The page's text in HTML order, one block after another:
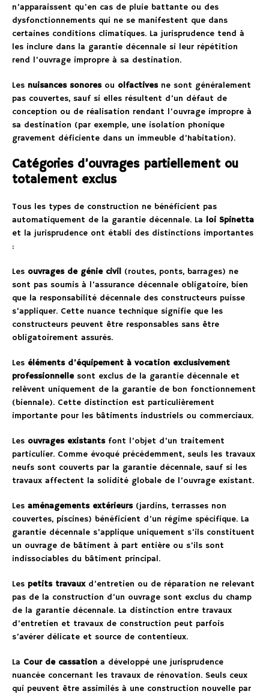
n’apparaissent qu’en cas de pluie battante ou des
dysfonctionnements qui ne se manifestent que dans
certaines conditions climatiques. La jurisprudence tend à
les inclure dans la garantie décennale si leur répétition
rend l’ouvrage impropre à sa destination.
Les nuisances sonoresou olfactivesne sont généralement
pas couvertes, sauf si elles résultent d’un défaut de
conception ou de réalisation rendant l’ouvrage impropre à
sa destination (par exemple, une isolation phonique
gravement déficiente dans un immeuble d’habitation).
Catégories d’ouvrages partiellement ou
totalement exclus
Tous les types de construction ne bénéficient pas
automatiquement de la garantie décennale. La loi Spinetta
et la jurisprudence ont établi des distinctions importantes
:
Les ouvrages de génie civil (routes, ponts, barrages) ne
sont pas soumis à l’assurance décennale obligatoire, bien
que la responsabilité décennale des constructeurs puisse
s’appliquer. Cette nuance technique signifie que les
constructeurs peuvent être responsables sans être
obligatoirement assurés.
Les éléments d’équipement à vocation exclusivement
professionnellesont exclus de la garantie décennale et
relèvent uniquement de la garantie de bon fonctionnement
(biennale). Cette distinction est particulièrement
importante pour les bâtiments industriels ou commerciaux.
Les ouvrages existantsfont l’objet d’un traitement
particulier. Comme évoqué précédemment, seuls les travaux
neufs sont couverts par la garantie décennale, sauf si les
travaux affectent la solidité globale de l’ouvrage existant.
Les aménagements extérieurs(jardins, terrasses non
couvertes, piscines) bénéficient d’un régime spécifique. La
garantie décennale s’applique uniquement s’ils constituent
un ouvrage de bâtiment à part entière ou s’ils sont
indissociables du bâtiment principal.
Les petits travauxd’entretien ou de réparation ne relevant
pas de la construction d’un ouvrage sont exclus du champ
de la garantie décennale. La distinction entre travaux
d’entretien et travaux de construction peut parfois
s’avérer délicate et source de contentieux.
La Cour de cassation a développé une jurisprudence
nuancée concernant les travaux de rénovation. Seuls ceux
qui peuvent être assimilés à une construction nouvelle par